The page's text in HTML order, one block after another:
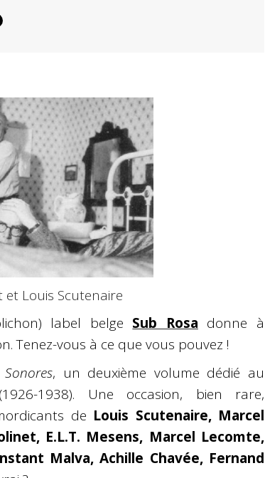
et Louis Scutenaire
label belge Sub Rosa donne à
Tenez-vous à ce que vous pouvez !
, un deuxième volume dédié au
1938). Une occasion, bien rare,
de Louis Scutenaire, Marcel
E.L.T. Mesens, Marcel Lecomte,
Malva, Achille Chavée, Fernand